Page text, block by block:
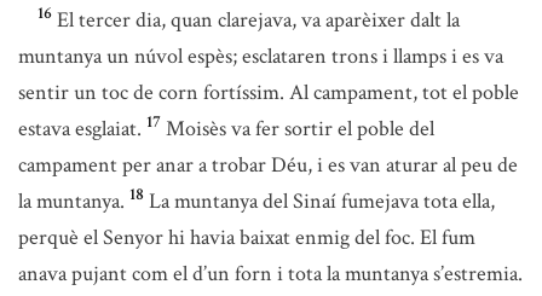
16 El tercer dia, quan clarejava, va aparèixer dalt la
muntanya un núvol espès; esclataren trons i llamps i es va
sentir un toc de corn fortíssim. Al campament, tot el poble
estava esglaiat. 17 Moisès va fer sortir el poble del
campament per anar a trobar Déu, i es van aturar al peu de
la muntanya. 18 La muntanya del Sinaí fumejava tota ella,
perquè el Senyor hi havia baixat enmig del foc. El fum
anava pujant com el d’un forn i tota la muntanya s’estremia.